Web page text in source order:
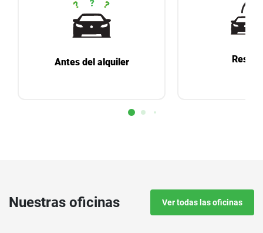
Antes del alquiler
Nuestras oficinas Ver todas las oficinas